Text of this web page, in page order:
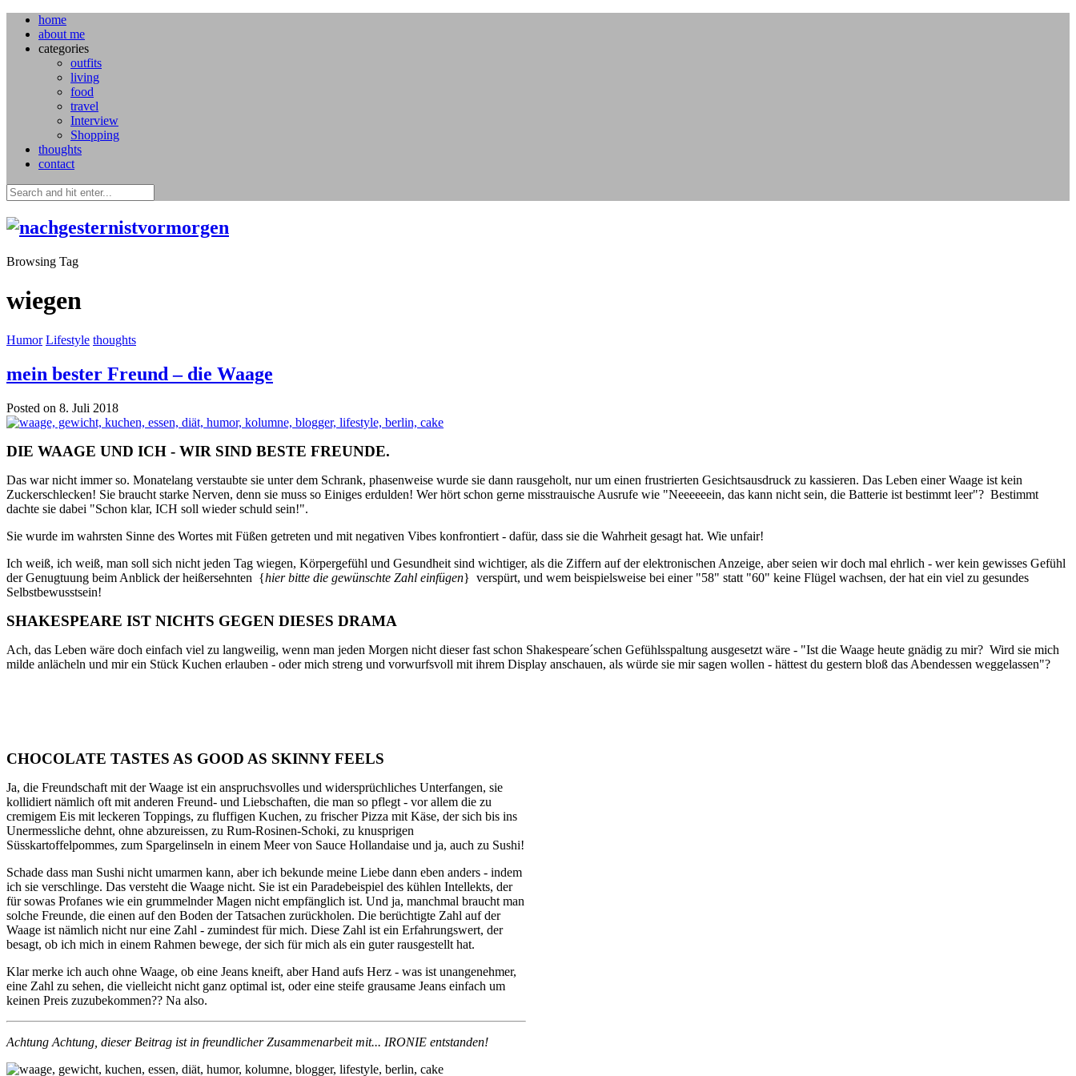
home
about me
categories
outfits
living
food
travel
Interview
Shopping
thoughts
contact
Browsing Tag
wiegen
Humor Lifestyle thoughts
mein bester Freund – die Waage
Posted on 8. Juli 2018
DIE WAAGE UND ICH - WIR SIND BESTE FREUNDE.
Das war nicht immer so. Monatelang verstaubte sie unter dem Schrank, phasenweise wurde sie dann rausgeholt, nur um einen frustrierten Gesichtsausdruck zu kassieren. Das Leben einer Waage ist kein
Zuckerschlecken! Sie braucht starke Nerven, denn sie muss so Einiges erdulden! Wer hört schon gerne misstrauische Ausrufe wie "Neeeeeein, das kann nicht sein, die Batterie ist bestimmt leer"? Bestimmt
dachte sie dabei "Schon klar, ICH soll wieder schuld sein!".
Sie wurde im wahrsten Sinne des Wortes mit Füßen getreten und mit negativen Vibes konfrontiert - dafür, dass sie die Wahrheit gesagt hat. Wie unfair!
Ich weiß, ich weiß, man soll sich nicht jeden Tag wiegen, Körpergefühl und Gesundheit sind wichtiger, als die Ziffern auf der elektronischen Anzeige, aber seien wir doch mal ehrlich - wer kein gewisses Gefühl
der Genugtuung beim Anblick der heißersehnten {hier bitte die gewünschte Zahl einfügen} verspürt, und wem beispielsweise bei einer "58" statt "60" keine Flügel wachsen, der hat ein viel zu gesundes
Selbstbewusstsein!
SHAKESPEARE IST NICHTS GEGEN DIESES DRAMA
Ach, das Leben wäre doch einfach viel zu langweilig, wenn man jeden Morgen nicht dieser fast schon Shakespeare´schen Gefühlsspaltung ausgesetzt wäre - "Ist die Waage heute gnädig zu mir? Wird sie mich
milde anlächeln und mir ein Stück Kuchen erlauben - oder mich streng und vorwurfsvoll mit ihrem Display anschauen, als würde sie mir sagen wollen - hättest du gestern bloß das Abendessen weggelassen"?
CHOCOLATE TASTES AS GOOD AS SKINNY FEELS
Ja, die Freundschaft mit der Waage ist ein anspruchsvolles und widersprüchliches Unterfangen, sie
kollidiert nämlich oft mit anderen Freund- und Liebschaften, die man so pflegt - vor allem die zu
cremigem Eis mit leckeren Toppings, zu fluffigen Kuchen, zu frischer Pizza mit Käse, der sich bis ins
Unermessliche dehnt, ohne abzureissen, zu Rum-Rosinen-Schoki, zu knusprigen
Süsskartoffelpommes, zum Spargelinseln in einem Meer von Sauce Hollandaise und ja, auch zu Sushi!
Schade dass man Sushi nicht umarmen kann, aber ich bekunde meine Liebe dann eben anders - indem
ich sie verschlinge. Das versteht die Waage nicht. Sie ist ein Paradebeispiel des kühlen Intellekts, der
für sowas Profanes wie ein grummelnder Magen nicht empfänglich ist. Und ja, manchmal braucht man
solche Freunde, die einen auf den Boden der Tatsachen zurückholen. Die berüchtigte Zahl auf der
Waage ist nämlich nicht nur eine Zahl - zumindest für mich. Diese Zahl ist ein Erfahrungswert, der
besagt, ob ich mich in einem Rahmen bewege, der sich für mich als ein guter rausgestellt hat.
Klar merke ich auch ohne Waage, ob eine Jeans kneift, aber Hand aufs Herz - was ist unangenehmer,
eine Zahl zu sehen, die vielleicht nicht ganz optimal ist, oder eine steife grausame Jeans einfach um
keinen Preis zuzubekommen?? Na also.
Achtung Achtung, dieser Beitrag ist in freundlicher Zusammenarbeit mit... IRONIE entstanden!